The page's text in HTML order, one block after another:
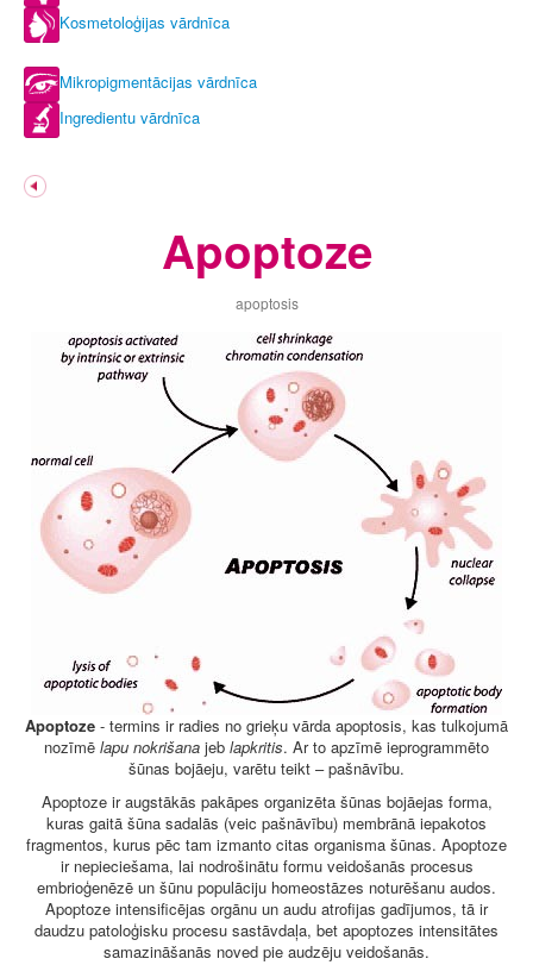
Kosmetoloģijas vārdnīca
Mikropigmentācijas vārdnīca
Ingredientu vārdnīca
Apoptoze
apoptosis
Apoptoze - termins ir radies no grieķu vārda apoptosis, kas tulkojumā
nozīmē lapu nokrišana jeb lapkritis. Ar to apzīmē ieprogrammēto
šūnas bojāeju, varētu teikt – pašnāvību.
Apoptoze ir augstākās pakāpes organizēta šūnas bojāejas forma,
kuras gaitā šūna sadalās (veic pašnāvību) membrānā iepakotos
fragmentos, kurus pēc tam izmanto citas organisma šūnas. Apoptoze
ir nepieciešama, lai nodrošinātu formu veidošanās procesus
embrioģenēzē un šūnu populāciju homeostāzes noturēšanu audos.
Apoptoze intensificējas orgānu un audu atrofijas gadījumos, tā ir
daudzu patoloģisku procesu sastāvdaļa, bet apoptozes intensitātes
samazināšanās noved pie audzēju veidošanās.